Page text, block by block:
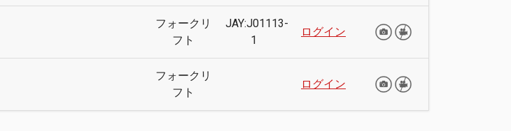
フォークリ
フト
JAY:J01113-
1
ログイン
フォークリ
フト
ログイン